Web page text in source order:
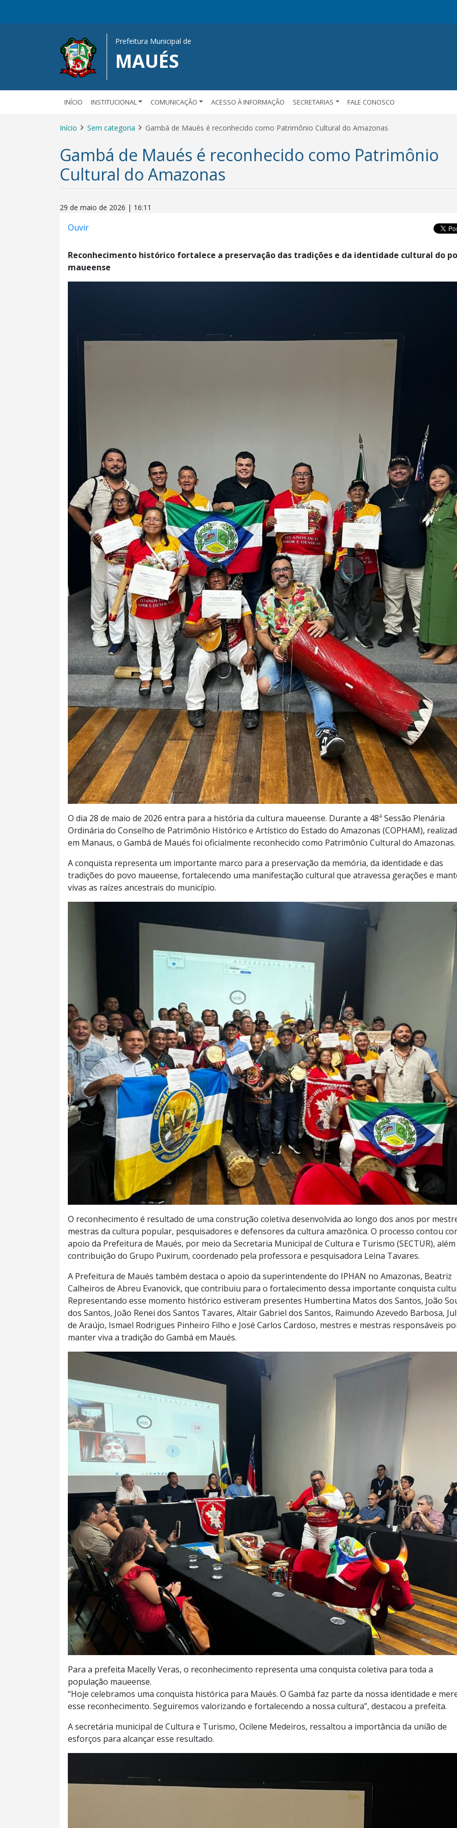
Prefeitura Municipal de
MAUÉS
INÍCIO INSTITUCIONAL COMUNICAÇÃO ACESSO À INFORMAÇÃO SECRETARIAS FALE CONOSCO
Início Sem categoria Gambá de Maués é reconhecido como Patrimônio Cultural do Amazonas
Gambá de Maués é reconhecido como Patrimônio
Cultural do Amazonas
29 de maio de 2026 | 16:11
Ouvir
Reconhecimento histórico fortalece a preservação das tradições e da identidade cultural do
maueense
O dia 28 de maio de 2026 entra para a história da cultura maueense. Durante a 48ª Sessão Plenária
Ordinária do Conselho de Patrimônio Histórico e Artístico do Estado do Amazonas (COPHAM),
em Manaus, o Gambá de Maués foi oficialmente reconhecido como Patrimônio Cultural do Amazonas.
A conquista representa um importante marco para a preservação da memória, da identidade e das
tradições do povo maueense, fortalecendo uma manifestação cultural que atravessa gerações e
vivas as raízes ancestrais do município.
O reconhecimento é resultado de uma construção coletiva desenvolvida ao longo dos anos por
mestras da cultura popular, pesquisadores e defensores da cultura amazônica. O processo contou
apoio da Prefeitura de Maués, por meio da Secretaria Municipal de Cultura e Turismo (SECTUR), além
contribuição do Grupo Puxirum, coordenado pela professora e pesquisadora Leina Tavares.
A Prefeitura de Maués também destaca o apoio da superintendente do IPHAN no Amazonas, Beatriz
Calheiros de Abreu Evanovick, que contribuiu para o fortalecimento dessa importante conquista
Representando esse momento histórico estiveram presentes Humbertina Matos dos Santos, João
dos Santos, João Renei dos Santos Tavares, Altair Gabriel dos Santos, Raimundo Azevedo Barbosa,
de Araújo, Ismael Rodrigues Pinheiro Filho e José Carlos Cardoso, mestres e mestras responsáveis
manter viva a tradição do Gambá em Maués.
Para a prefeita Macelly Veras, o reconhecimento representa uma conquista coletiva para toda a
população maueense.
“Hoje celebramos uma conquista histórica para Maués. O Gambá faz parte da nossa identidade e
esse reconhecimento. Seguiremos valorizando e fortalecendo a nossa cultura”, destacou a prefeita.
A secretária municipal de Cultura e Turismo, Ocilene Medeiros, ressaltou a importância da união de
esforços para alcançar esse resultado.